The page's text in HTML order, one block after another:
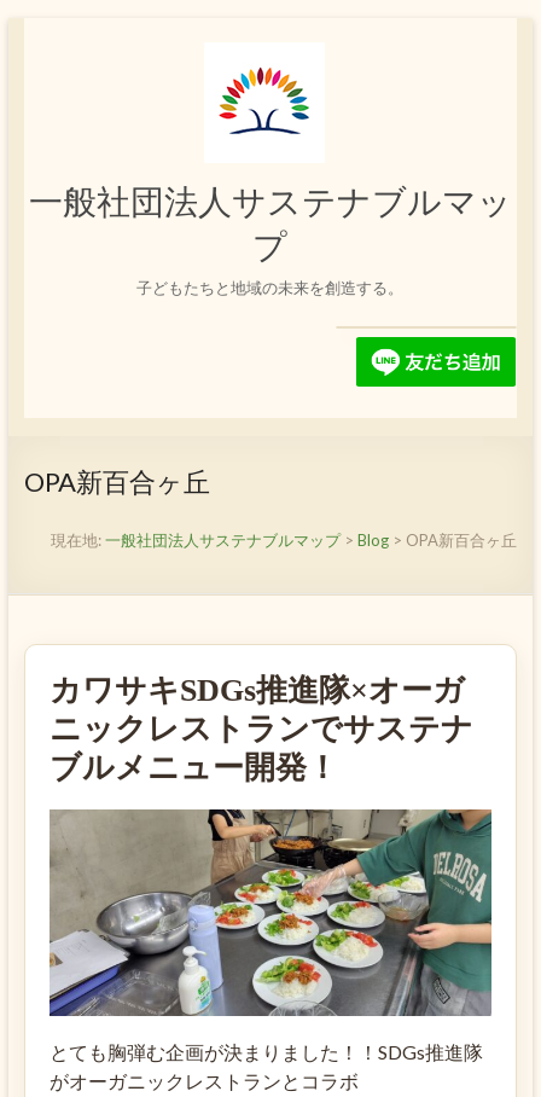
一般社団法人サステナブルマッ
プ
子どもたちと地域の未来を創造する。
OPA新百合ヶ丘
現在地:一般社団法人サステナブルマップ>Blog > OPA新百合ヶ丘
カワサキSDGs推進隊×オーガ
ニックレストランでサステナ
ブルメニュー開発！
とても胸弾む企画が決まりました！！SDGs推進隊
がオーガニックレストランとコラボ